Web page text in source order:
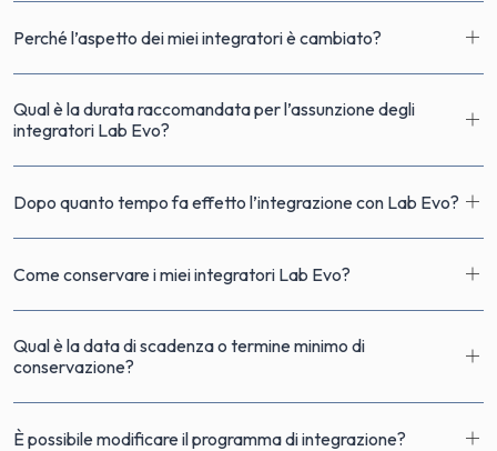
Perché l’aspetto dei miei integratori è cambiato?
Qual è la durata raccomandata per l’assunzione degli
integratori Lab Evo?
Dopo quanto tempo fa effetto l’integrazione con Lab Evo?
Come conservare i miei integratori Lab Evo?
Qual è la data di scadenza o termine minimo di
conservazione?
È possibile modificare il programma di integrazione?